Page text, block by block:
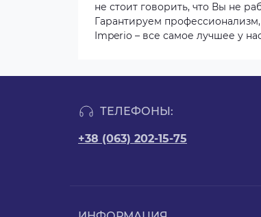
не стоит говорить, что Вы не
Гарантируем профессионализм,
Imperio – все самое лучшее у
ТЕЛЕФОНЫ:
+38 (063) 202-15-75